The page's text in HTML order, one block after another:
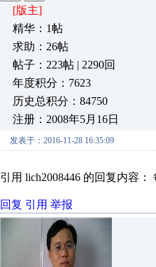
[版主]
精华：1帖
求助：26帖
帖子：223帖 | 2290回
年度积分：7623
历史总积分：84750
注册：2008年5月16日
发表于：2016-11-28 16:35:09
引用 lich2008446 的回复内容
回复 引用 举报